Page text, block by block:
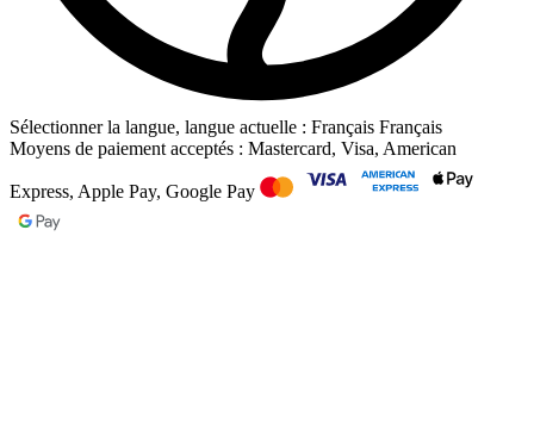
Sélectionner la langue, langue actuelle : Français Français
Moyens de paiement acceptés : Mastercard, Visa, American
Express, Apple Pay, Google Pay